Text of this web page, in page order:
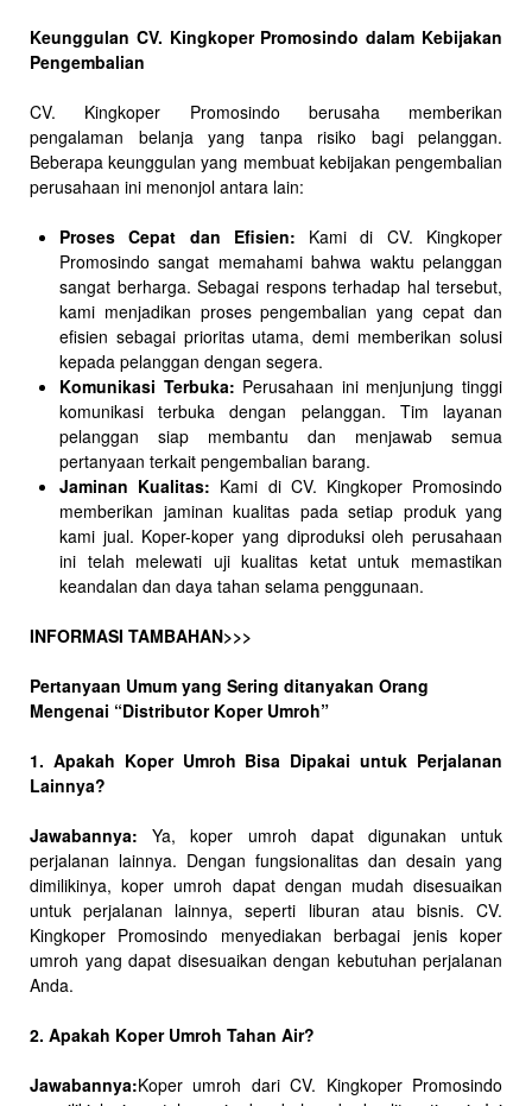
Keunggulan CV. Kingkoper Promosindo dalam Kebijakan
Pengembalian
CV. Kingkoper Promosindo berusaha memberikan
pengalaman belanja yang tanpa risiko bagi pelanggan.
Beberapa keunggulan yang membuat kebijakan pengembalian
perusahaan ini menonjol antara lain:
Proses Cepat dan Efisien: Kami di CV. Kingkoper
Promosindo sangat memahami bahwa waktu pelanggan
sangat berharga. Sebagai respons terhadap hal tersebut,
kami menjadikan proses pengembalian yang cepat dan
efisien sebagai prioritas utama, demi memberikan solusi
kepada pelanggan dengan segera.
Komunikasi Terbuka: Perusahaan ini menjunjung tinggi
komunikasi terbuka dengan pelanggan. Tim layanan
pelanggan siap membantu dan menjawab semua
pertanyaan terkait pengembalian barang.
Jaminan Kualitas: Kami di CV. Kingkoper Promosindo
memberikan jaminan kualitas pada setiap produk yang
kami jual. Koper-koper yang diproduksi oleh perusahaan
ini telah melewati uji kualitas ketat untuk memastikan
keandalan dan daya tahan selama penggunaan.
INFORMASI TAMBAHAN>>>
Pertanyaan Umum yang Sering ditanyakan Orang
Mengenai “Distributor Koper Umroh”
1. Apakah Koper Umroh Bisa Dipakai untuk Perjalanan
Lainnya?
Jawabannya: Ya, koper umroh dapat digunakan untuk
perjalanan lainnya. Dengan fungsionalitas dan desain yang
dimilikinya, koper umroh dapat dengan mudah disesuaikan
untuk perjalanan lainnya, seperti liburan atau bisnis. CV.
Kingkoper Promosindo menyediakan berbagai jenis koper
umroh yang dapat disesuaikan dengan kebutuhan perjalanan
Anda.
2. Apakah Koper Umroh Tahan Air?
Jawabannya:Koper umroh dari CV. Kingkoper Promosindo